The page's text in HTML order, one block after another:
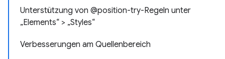
Unterstützung von @position-try-Regeln unter
„Elements“ > „Styles“
Verbesserungen am Quellenbereich